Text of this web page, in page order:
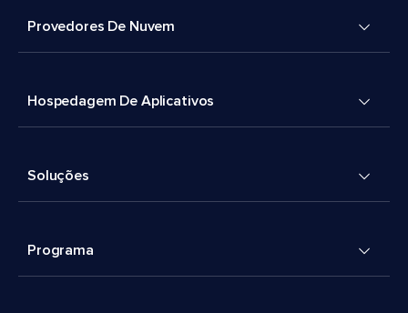
Provedores De Nuvem
Hospedagem De Aplicativos
Soluções
Programa